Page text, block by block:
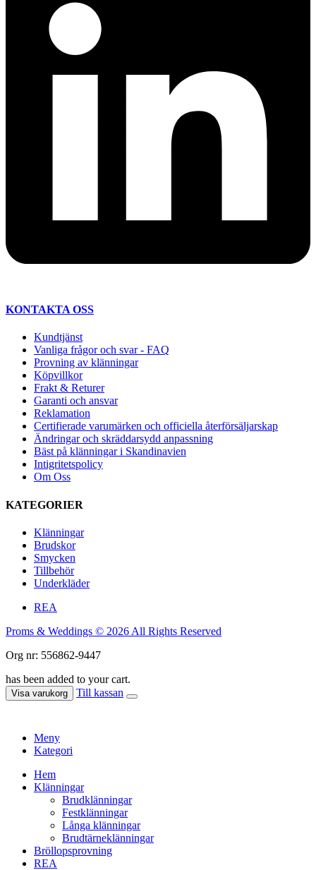
KONTAKTA OSS
Kundtjänst
Vanliga frågor och svar - FAQ
Provning av klänningar
Köpvillkor
Frakt & Returer
Garanti och ansvar
Reklamation
Certifierade varumärken och officiella återförsäljarskap
Ändringar och skräddarsydd anpassning
Bäst på klänningar i Skandinavien
Intigritetspolicy
Om Oss
KATEGORIER
Klänningar
Brudskor
Smycken
Tillbehör
Underkläder
REA
Proms & Weddings © 2026 All Rights Reserved
Org nr: 556862-9447
has been added to your cart.
Visa varukorg Till kassan
Meny
Kategori
Hem
Klänningar
Brudklänningar
Festklänningar
Långa klänningar
Brudtärneklänningar
Bröllopsprovning
REA